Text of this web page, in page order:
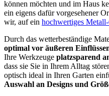
können möchten und im Haus
ein eigens dafür vorgesehener
wir, auf ein hochwertiges
Durch das wetterbeständige
optimal vor äußeren
Ihre Werkzeuge platzsparend
dass sie Sie in Ihrem Alltag
optisch ideal in Ihren Garten
Auswahl an Designs und